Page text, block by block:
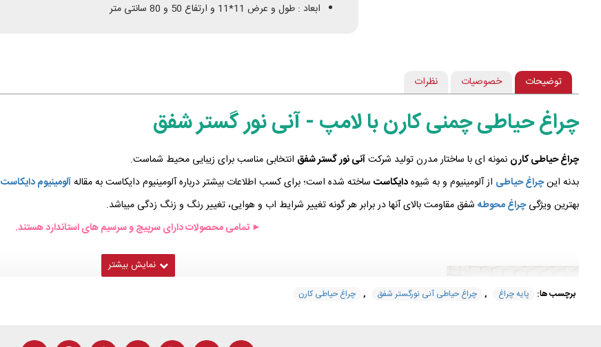
ابعاد : طول و عرض 11*11 و ارتفاع 50 و 80 سانتی متر
توضیحات خصوصیات نظرات
چراغ حیاطی چمنی کارن با لامپ - آنی نور گستر شفق
چراغ حیاطی کارن نمونه ای با ساختار مدرن تولید شرکتآنی نور گستر شفق انتخابی مناسب برای زیبایی محیط شماست.
بدنه اینچراغ حیاطی از آلومینیوم و به شیوهدایکاست ساخته شده است؛ برای کسب اطلاعات بیشتر درباره آلومینیوم دایکاست به مقالهآلومینیوم دایکاست
بهترین ویژگیچراغ محوطه شفق مقاومت بالای آنها در برابر هر گونه تغییر شرایط اب و هوایی، تغییر رنگ و زنگ زدگی میباشد.
► تمامی محصولات دارای سرپیچ و سرسیم های استاندارد هستند.
برچسب ها: پایه چراغ , چراغ حیاطی آنی نورگستر شفق , چراغ حیاطی کارن